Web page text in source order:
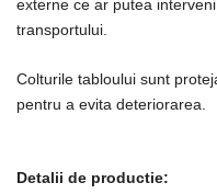
externe ce ar putea
transportului.
Colturile tabloului sunt
pentru a evita deteriorarea.
Detalii de productie: